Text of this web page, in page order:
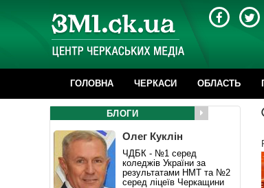
ГОЛОВНА ЧЕРКАСИ ОБЛАСТЬ
БЛОГИ
Олег Куклін
ЧДБК - №1 серед
коледжів України за
результатами НМТ та №2
серед ліцеїв Черкащини